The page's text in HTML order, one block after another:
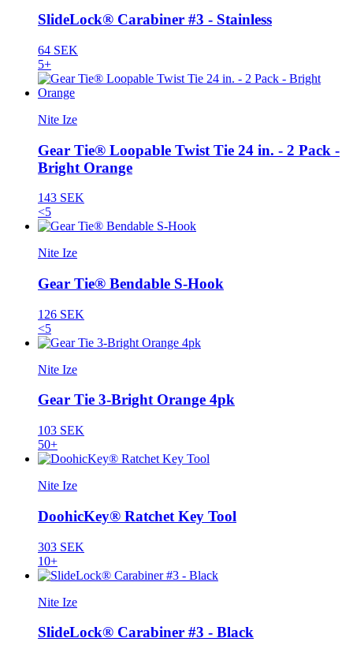
SlideLock® Carabiner #3 - Stainless
64 SEK
5+
Nite Ize
Gear Tie® Loopable Twist Tie 24 in. - 2 Pack -
Bright Orange
143 SEK
<5
Nite Ize
Gear Tie® Bendable S-Hook
126 SEK
<5
Nite Ize
Gear Tie 3-Bright Orange 4pk
103 SEK
50+
Nite Ize
DoohicKey® Ratchet Key Tool
303 SEK
10+
Nite Ize
SlideLock® Carabiner #3 - Black